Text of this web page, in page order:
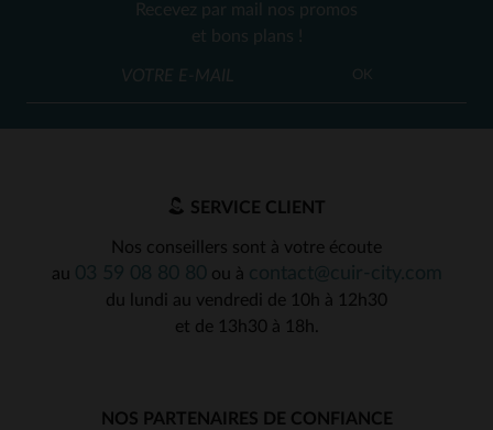
Recevez par mail nos promos
et bons plans !
OK
SERVICE CLIENT
Nos conseillers sont à votre écoute
au
ou à
du lundi au vendredi de 10h à 12h30
et de 13h30 à 18h.
NOS PARTENAIRES DE CONFIANCE